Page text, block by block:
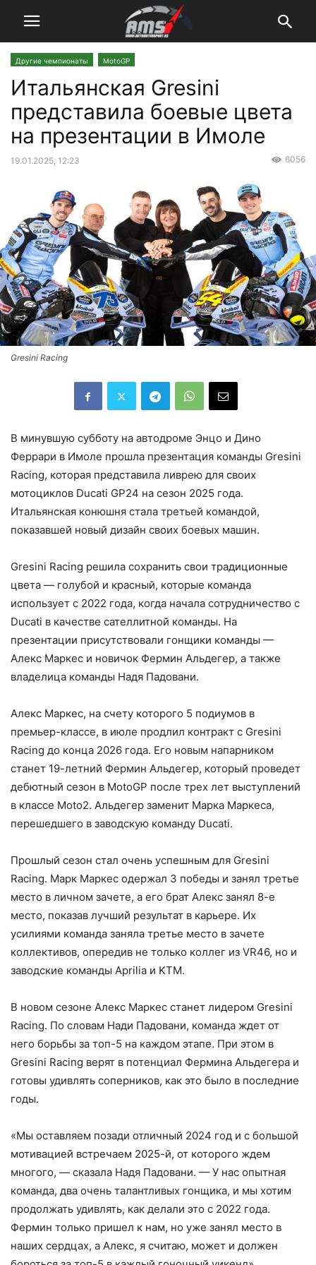
Другие чемпионаты MotoGP
Итальянская Gresini
представила боевые цвета
на презентации в Имоле
19.01.2025, 12:23 6056
Gresini Racing
В минувшую субботу на автодроме Энцо и Дино
Феррари в Имоле прошла презентация команды Gresini
Racing, которая представила ливрею для своих
мотоциклов Ducati GP24 на сезон 2025 года.
Итальянская конюшня стала третьей командой,
показавшей новый дизайн своих боевых машин.
Gresini Racing решила сохранить свои традиционные
цвета — голубой и красный, которые команда
использует с 2022 года, когда начала сотрудничество с
Ducati в качестве сателлитной команды. На
презентации присутствовали гонщики команды —
Алекс Маркес и новичок Фермин Альдегер, а также
владелица команды Надя Падовани.
Алекс Маркес, на счету которого 5 подиумов в
премьер-классе, в июле продлил контракт с Gresini
Racing до конца 2026 года. Его новым напарником
станет 19-летний Фермин Альдегер, который проведет
дебютный сезон в MotoGP после трех лет выступлений
в классе Moto2. Альдегер заменит Марка Маркеса,
перешедшего в заводскую команду Ducati.
Прошлый сезон стал очень успешным для Gresini
Racing. Марк Маркес одержал 3 победы и занял третье
место в личном зачете, а его брат Алекс занял 8-е
место, показав лучший результат в карьере. Их
усилиями команда заняла третье место в зачете
коллективов, опередив не только коллег из VR46, но и
заводские команды Aprilia и KTM.
В новом сезоне Алекс Маркес станет лидером Gresini
Racing. По словам Нади Падовани, команда ждет от
него борьбы за топ-5 на каждом этапе. При этом в
Gresini Racing верят в потенциал Фермина Альдегера и
готовы удивлять соперников, как это было в последние
годы.
«Мы оставляем позади отличный 2024 год и с большой
мотивацией встречаем 2025-й, от которого ждем
многого, — сказала Надя Падовани. — У нас опытная
команда, два очень талантливых гонщика, и мы хотим
продолжать удивлять, как делали это с 2022 года.
Фермин только пришел к нам, но уже занял место в
наших сердцах, а Алекс, я считаю, может и должен